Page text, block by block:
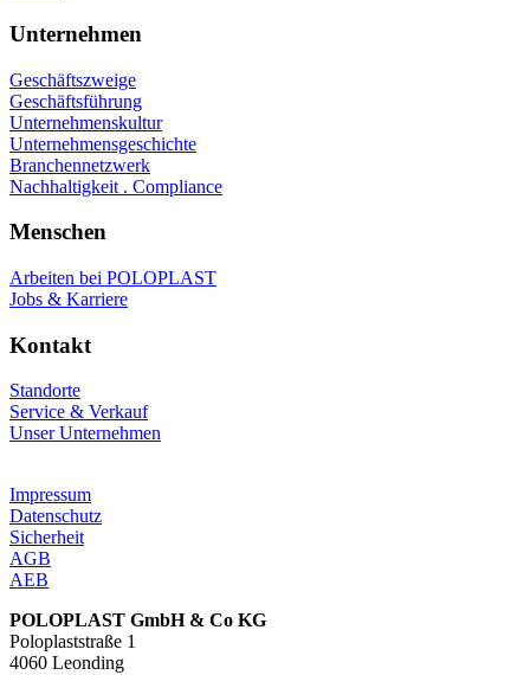
Unternehmen
Geschäftszweige
Geschäftsführung
Unternehmenskultur
Unternehmensgeschichte
Branchennetzwerk
Nachhaltigkeit . Compliance
Menschen
Arbeiten bei POLOPLAST
Jobs & Karriere
Kontakt
Standorte
Service & Verkauf
Unser Unternehmen
Impressum
Datenschutz
Sicherheit
AGB
AEB
POLOPLAST GmbH & Co KG
Poloplaststraße 1
4060 Leonding